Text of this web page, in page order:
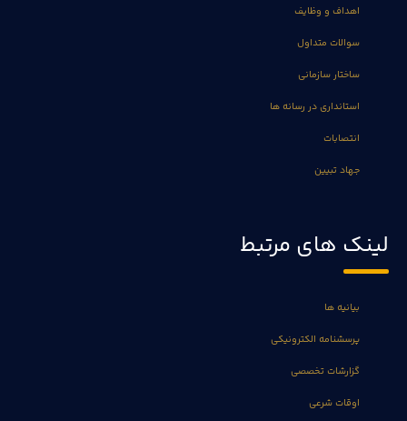
اهداف و وظایف
سوالات متداول
ساختار سازمانی
استانداری در رسانه ها
انتصابات
جهاد تبیین
لینک های مرتبط
بیانیه ها
پرسشنامه الکترونیکی
گزارشات تخصصی
اوقات شرعی